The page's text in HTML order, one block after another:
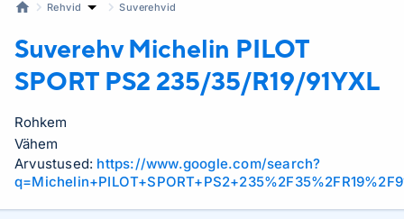
Rehvid Suverehvid
Suverehv Michelin PILOT
SPORT PS2 235/35/R19/91YXL
Rohkem
Vähem
Arvustused: https://www.google.com/search?